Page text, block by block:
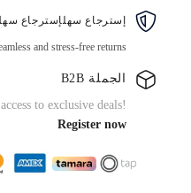
إسترجاع سهلإسترجاع
and stress-free returns
الجملة B2B
to exclusive deals!
Register now